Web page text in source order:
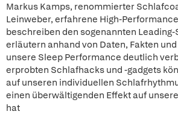
Markus Kamps, renommierter
Leinweber, erfahrene High-
beschreiben den sogenannten
erläutern anhand von Daten, Fakten
unsere Sleep Performance deutlich
erprobten Schlafhacks und -gadgets
auf unseren individuellen
einen überwältigenden Effekt auf
hat